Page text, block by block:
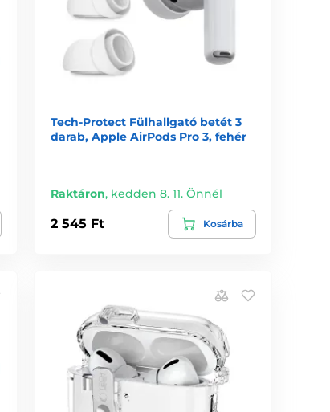
Tech-Protect Fülhallgató betét 3
darab, Apple AirPods Pro 3, fehér
Raktáron, kedden 8. 11. Önnél
2 545 Ft Kosárba